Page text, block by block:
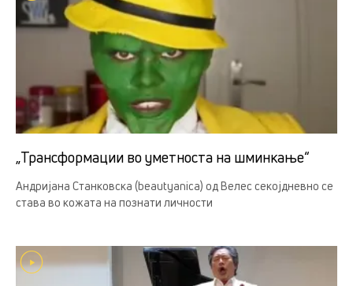
„Трансформации во уметноста на шминкање“
Андријана Станковска (beautyanica) од Велес секојдневно се
става во кожата на познати личности